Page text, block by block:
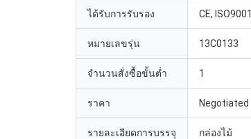
ได้รับการรับรอง CE, ISO9001
หมายเลขรุ่น 13C0133
จำนวนสั่งซื้อขั้นต่ำ 1
ราคา Negotiated
รายละเอียดการบรรจุ กล่องไม้